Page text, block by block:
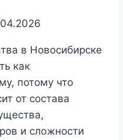
в Новосибирске
как
потому что
от состава
и сложности